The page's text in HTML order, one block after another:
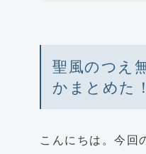
聖風のつえ
かまとめた！
こんにちは。今回